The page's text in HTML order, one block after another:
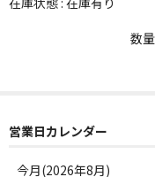
送料
返品
コンディション
数量
営業日カレンダー
今月(2026年8月)